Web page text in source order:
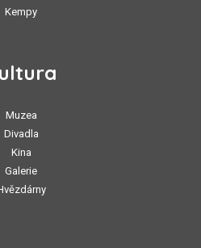
Kempy
Muzea
Divadla
Kina
Galerie